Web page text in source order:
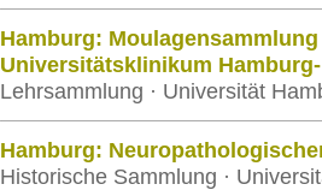
Hamburg:
Universitätsklinikum
Lehrsammlung · Universität
Hamburg:
Historische Sammlung ·